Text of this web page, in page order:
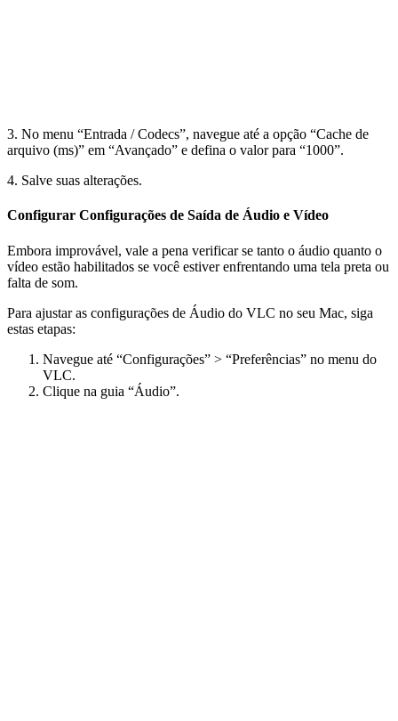
3. No menu “Entrada / Codecs”, navegue até a opção “Cache de
arquivo (ms)” em “Avançado” e defina o valor para “1000”.
4. Salve suas alterações.
Configurar Configurações de Saída de Áudio e Vídeo
Embora improvável, vale a pena verificar se tanto o áudio quanto o
vídeo estão habilitados se você estiver enfrentando uma tela preta ou
falta de som.
Para ajustar as configurações de Áudio do VLC no seu Mac, siga
estas etapas:
Navegue até “Configurações” > “Preferências” no menu do
VLC.
Clique na guia “Áudio”.